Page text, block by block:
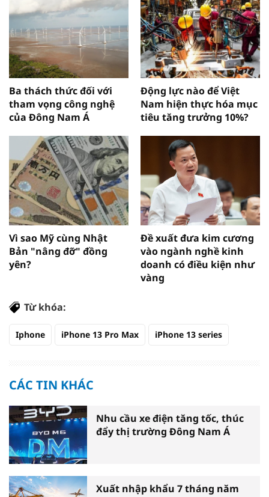
Ba thách thức đối với
tham vọng công nghệ
của Đông Nam Á
Động lực nào để Việt
Nam hiện thực hóa mục
tiêu tăng trưởng 10%?
Vì sao Mỹ cùng Nhật
Bản "nâng đỡ" đồng
yên?
Đề xuất đưa kim cương
vào ngành nghề kinh
doanh có điều kiện như
vàng
Từ khóa:
Iphone iPhone 13 Pro Max iPhone 13 series
CÁC TIN KHÁC
Nhu cầu xe điện tăng tốc, thúc
đẩy thị trường Đông Nam Á
Xuất nhập khẩu 7 tháng năm